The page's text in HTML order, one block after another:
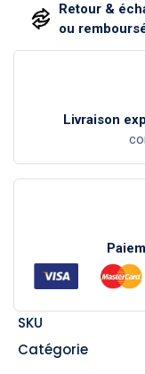
Retour &
ou
Livraison
SKU
Catégorie